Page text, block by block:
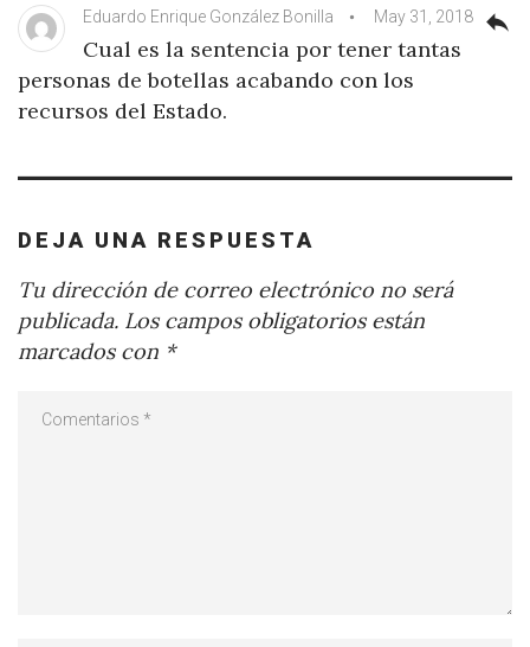
Eduardo Enrique González Bonilla May 31, 2018
Cual es la sentencia por tener tantas
personas de botellas acabando con los
recursos del Estado.
reply
DEJA UNA RESPUESTA
Tu dirección de correo electrónico no será
publicada. Los campos obligatorios están
marcados con *